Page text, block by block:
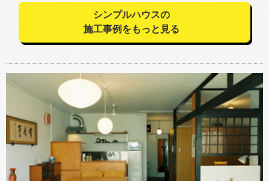
シンプルハウスの
施工事例をもっと見る